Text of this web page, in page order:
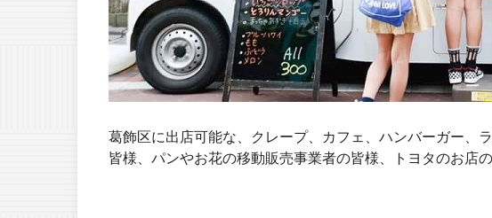
葛飾区に出店可能な、クレープ、カフェ、ハンバーガー、
皆様、パンやお花の移動販売事業者の皆様、トヨタのお店